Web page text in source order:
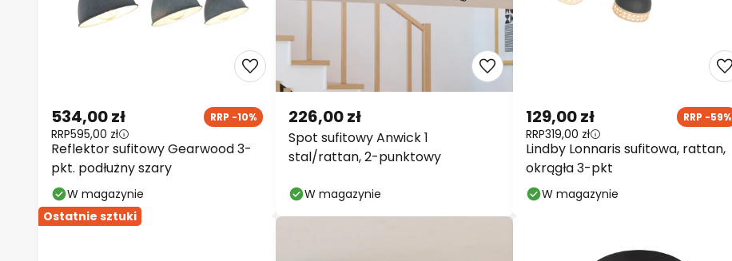
Reflektor sufitowy Gearwood 3-
pkt. podłużny szary
534,00 zł RRP -10%
RRP595,00 zł
W magazynie
Spot sufitowy Anwick 1
stal/rattan, 2-punktowy
226,00 zł
W magazynie
Lindby Lonnaris sufitowa, rattan,
okrągła 3-pkt
129,00 zł RRP -59%
RRP319,00 zł
W magazynie
Ostatnie sztuki